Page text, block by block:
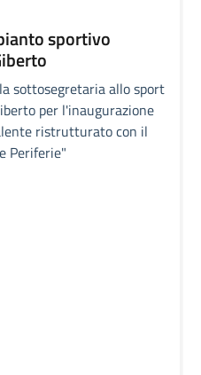
sportivo
sottosegretaria allo sport
per l'inaugurazione
ristrutturato con il
Periferie"